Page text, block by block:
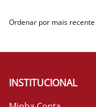
INSTITUCIONAL